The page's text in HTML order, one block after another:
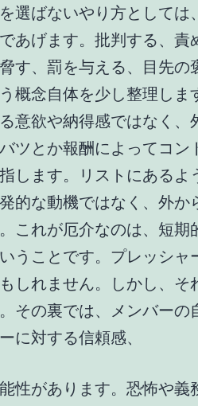
選ばないやり方としては
あげます。批判する、責
す、罰を与える、目先の
概念自体を少し整理しま
意欲や納得感ではなく、
ツとか報酬によってコン
します。リストにあるよ
的な動機ではなく、外か
これが厄介なのは、短期
うことです。プレッシャ
しれません。しかし、そ
その裏では、メンバーの
に対する信頼感、
性があります。恐怖や義